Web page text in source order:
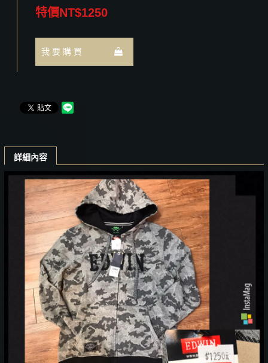
特價NT$1250
我 要 購 買
詳細內容